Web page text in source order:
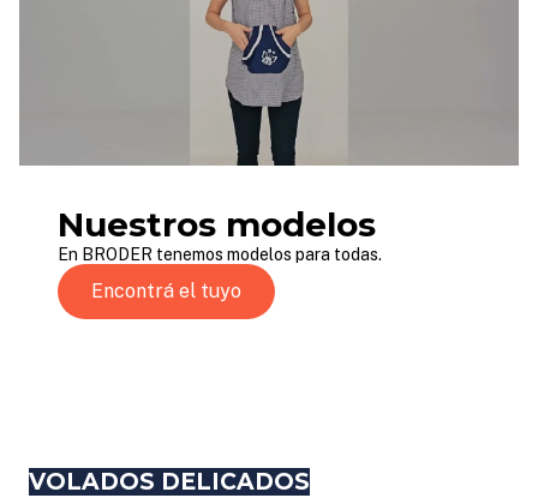
VOLADOS DELICADOS
Nuestros modelos
En BRODER tenemos modelos para todas.
Encontrá el tuyo